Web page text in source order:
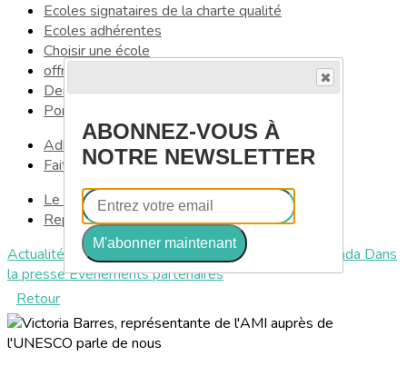
Ecoles signataires de la charte qualité
Ecoles adhérentes
Choisir une école
offres d'emploi 2026
Demandes d'emplois
Portes ouvertes
Adhérer en ligne
Faites un don !
Le lien montessori
Replays
Actualités de l'AMFLe LIENÉvénements AMF Agenda Dans
la presseEvénements partenaires
Retour
ABONNEZ-VOUS À
NOTRE NEWSLETTER
M'abonner maintenant